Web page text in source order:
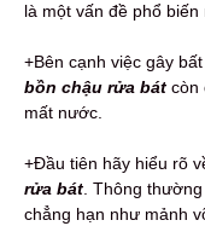
là một vấn đề phổ
+Bên cạnh việc gây
bồn chậu rửa bát còn
mất nước.
+Đầu tiên hãy hiểu rõ
rửa bát . Thông
chẳng hạn như mảnh